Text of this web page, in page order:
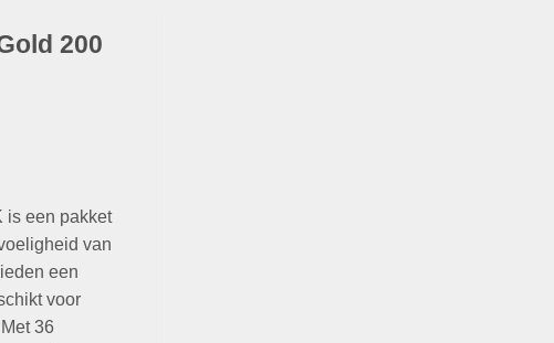
200
is een pakket
van
een
voor
36